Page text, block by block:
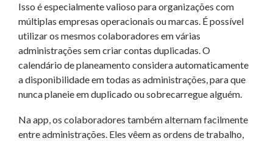
Isso é especialmente valioso para organizações com
múltiplas empresas operacionais ou marcas. É possível
utilizar os mesmos colaboradores em várias
administrações sem criar contas duplicadas. O
calendário de planeamento considera automaticamente
a disponibilidade em todas as administrações, para que
nunca planeie em duplicado ou sobrecarregue alguém.
Na app, os colaboradores também alternam facilmente
entre administrações. Eles vêem as ordens de trabalho,